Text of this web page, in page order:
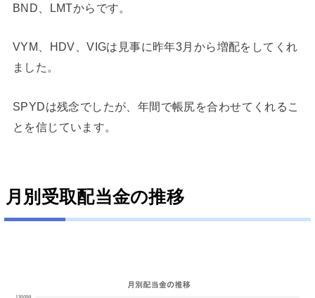
BND、LMTからです。
VYM、HDV、VIGは見事に昨年3月から増配をしてくれ
ました。
SPYDは残念でしたが、年間で帳尻を合わせてくれるこ
とを信じています。
月別受取配当金の推移